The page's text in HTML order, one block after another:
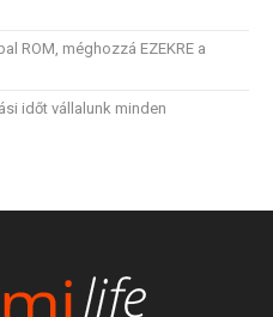
ROM, méghozzá EZEKRE a
időt vállalunk minden